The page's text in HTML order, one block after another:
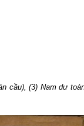
cầu), (3) Nam dư